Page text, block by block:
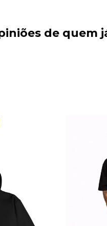
de quem